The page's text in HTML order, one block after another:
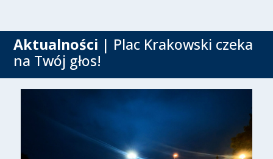
Aktualności | Plac Krakowski czeka
na Twój głos!